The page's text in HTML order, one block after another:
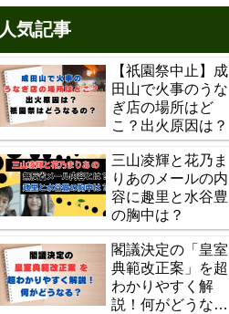
人気記事
【祇園祭中止】成
田山で火事のうな
ぎ店の場所はど
こ？出火原因は？
三山凌輝と花乃ま
りあのメールの内
容に趣里と水谷豊
の胸中は？
閣議決定の「皇室
典範改正案」を超
わかりやすく解
説！何がどうな